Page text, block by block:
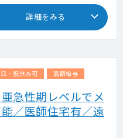
詳細をみる
・祝休み可 高額給与
急性期レベルでメ
／医師住宅有／遠